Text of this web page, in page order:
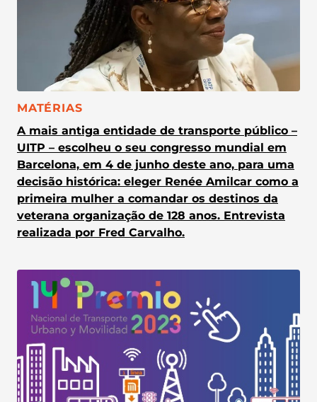
CATEGORIA:
MATÉRIAS
A mais antiga entidade de transporte público –
UITP – escolheu o seu congresso mundial em
Barcelona, em 4 de junho deste ano, para uma
decisão histórica: eleger Renée Amilcar como a
primeira mulher a comandar os destinos da
veterana organização de 128 anos. Entrevista
realizada por Fred Carvalho.